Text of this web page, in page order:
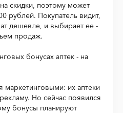
скидки, поэтому может
рублей. Покупатель видит,
дешевле, и выбирает ее -
продаж.
бонусах аптек - на
маркетинговыми: их аптеки
Но сейчас появился
бонусы планируют